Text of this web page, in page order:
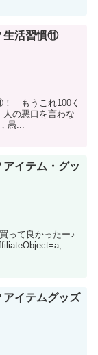
生活習慣⑪
もうこれ100く
人の悪口を言わな
愚...
イテム・グッ
って良かったー♪
イテムグッズ